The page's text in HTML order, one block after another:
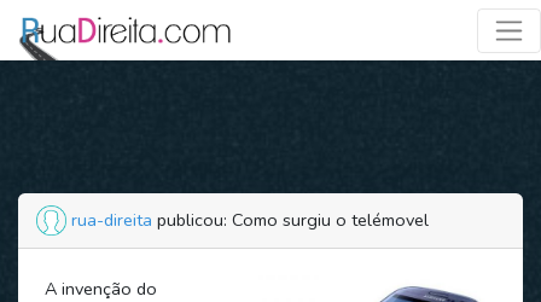
rua-direita publicou: Como surgiu o telémovel
A invenção do